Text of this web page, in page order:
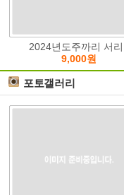
2024년도주까리 서리..
9,000원
포토갤러리